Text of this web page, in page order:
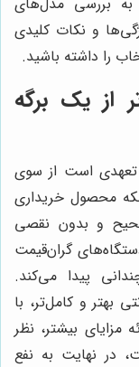
و نکات کلیدی
را داشته باشید.
از یک برگه
تعهدی است از سوی
محصول خریداری
و بدون نقصی
گران‌قیمت
پیدا می‌کند.
بهتر و کامل‌تر، با
مزایای بیشتر، نظر
در نهایت به نفع